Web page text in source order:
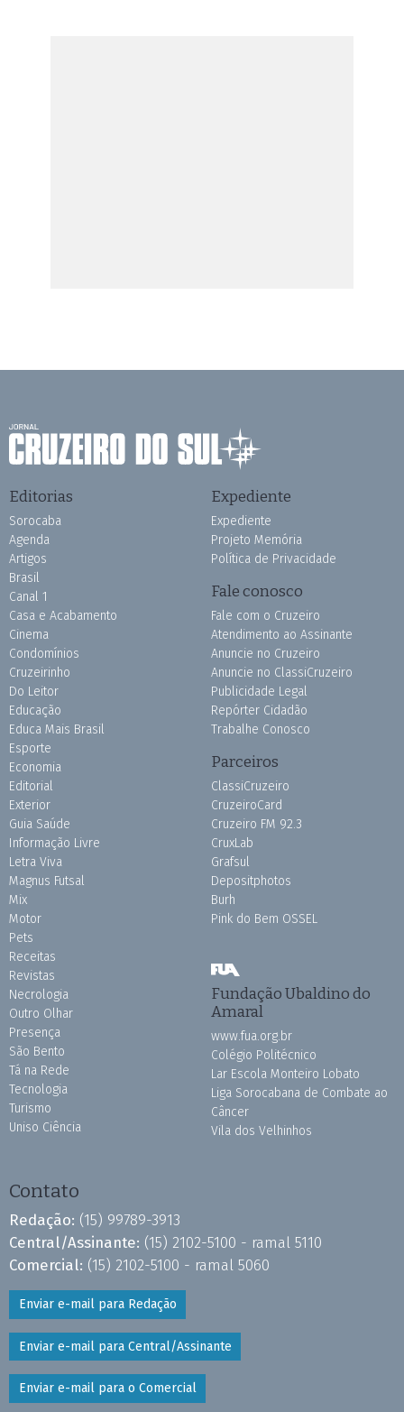
Editorias
Sorocaba
Agenda
Artigos
Brasil
Canal 1
Casa e Acabamento
Cinema
Condomínios
Cruzeirinho
Do Leitor
Educação
Educa Mais Brasil
Esporte
Economia
Editorial
Exterior
Guia Saúde
Informação Livre
Letra Viva
Magnus Futsal
Mix
Motor
Pets
Receitas
Revistas
Necrologia
Outro Olhar
Presença
São Bento
Tá na Rede
Tecnologia
Turismo
Uniso Ciência
Expediente
Expediente
Projeto Memória
Política de Privacidade
Fale conosco
Fale com o Cruzeiro
Atendimento ao Assinante
Anuncie no Cruzeiro
Anuncie no ClassiCruzeiro
Publicidade Legal
Repórter Cidadão
Trabalhe Conosco
Parceiros
ClassiCruzeiro
CruzeiroCard
Cruzeiro FM 92.3
CruxLab
Grafsul
Depositphotos
Burh
Pink do Bem OSSEL
Fundação Ubaldino do
Amaral
www.fua.org.br
Colégio Politécnico
Lar Escola Monteiro Lobato
Liga Sorocabana de Combate ao
Câncer
Vila dos Velhinhos
Contato
Redação: (15) 99789-3913
Central/Assinante: (15) 2102-5100 - ramal 5110
Comercial: (15) 2102-5100 - ramal 5060
Enviar e-mail para Redação
Enviar e-mail para Central/Assinante
Enviar e-mail para o Comercial